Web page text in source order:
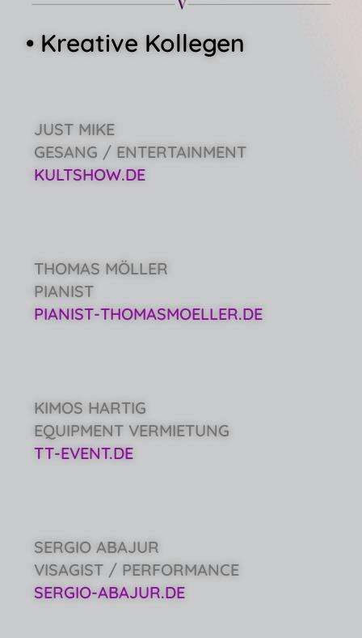
• Kreative Kollegen
JUST MIKE
GESANG / ENTERTAINMENT
KULTSHOW.DE
THOMAS MÖLLER
PIANIST
PIANIST-THOMASMOELLER.DE
KIMOS HARTIG
EQUIPMENT VERMIETUNG
TT-EVENT.DE
SERGIO ABAJUR
VISAGIST / PERFORMANCE
SERGIO-ABAJUR.DE